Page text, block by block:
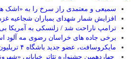
سمیعی و معتمدی راز سرخ را به «اشک
افزایش شمار شهدای بمباران شجاعیه غزه به ۳۵
ترامپ ناراحت شد / زلنسکی به آمریکا
برخی جاده های خراسان رضوی مه آلود
مایکروسافت، عضو جدید باشگاه ۴ تریلیون دلاری‌ها
چهاردهمین جشنواره تئاتر خیابانی